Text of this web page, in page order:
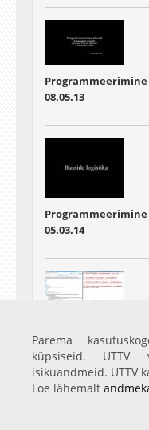
08.05.13
05.03.14
16.04.14
Parema
küpsiseid.
isikuandmeid. UTTV
Loe lähemalt